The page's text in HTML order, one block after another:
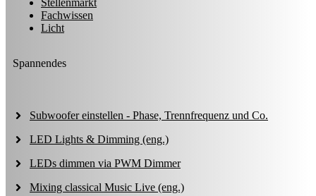
Fachwissen
Licht
Spannendes
Subwoofer einstellen - Phase, Trennfrequenz und Co.
LED Lights & Dimming (eng.)
LEDs dimmen via PWM Dimmer
Mixing classical Music Live (eng.)